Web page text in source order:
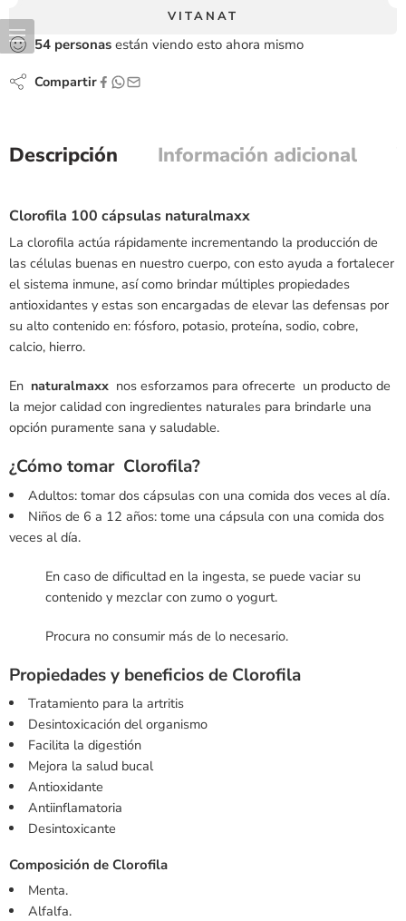
VITANAT
54 personas están viendo esto ahora mismo
Compartir
Descripción Información adicional
Clorofila 100 cápsulas naturalmaxx
La clorofila actúa rápidamente incrementando la producción de
las células buenas en nuestro cuerpo, con esto ayuda a fortalecer
el sistema inmune, así como brindar múltiples propiedades
antioxidantes y estas son encargadas de elevar las defensas por
su alto contenido en: fósforo, potasio, proteína, sodio, cobre,
calcio, hierro.
En naturalmaxx nos esforzamos para ofrecerte un producto de
la mejor calidad con ingredientes naturales para brindarle una
opción puramente sana y saludable.
¿Cómo tomar Clorofila?
Adultos: tomar dos cápsulas con una comida dos veces al día.
Niños de 6 a 12 años: tome una cápsula con una comida dos
veces al día.
En caso de dificultad en la ingesta, se puede vaciar su
contenido y mezclar con zumo o yogurt.
Procura no consumir más de lo necesario.
Propiedades y beneficios de Clorofila
Tratamiento para la artritis
Desintoxicación del organismo
Facilita la digestión
Mejora la salud bucal
Antioxidante
Antiinflamatoria
Desintoxicante
Composición de Clorofila
Menta.
Alfalfa.